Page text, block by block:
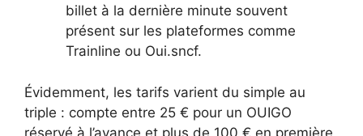
billet à la dernière minute souvent
présent sur les plateformes comme
Trainline ou Oui.sncf.
Évidemment, les tarifs varient du simple au
triple : compte entre 25 € pour un OUIGO
réservé à l’avance et plus de 100 € en première